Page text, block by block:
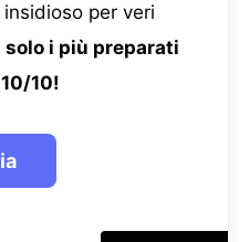
per veri
solo i più preparati
10!